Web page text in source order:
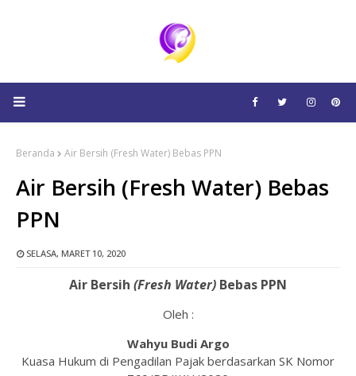
Beranda Air Bersih (Fresh Water) Bebas PPN
Air Bersih (Fresh Water) Bebas
PPN
SELASA, MARET 10, 2020
Air Bersih (Fresh Water) Bebas PPN
Oleh :
Wahyu Budi Argo
Kuasa Hukum di Pengadilan Pajak berdasarkan SK Nomor